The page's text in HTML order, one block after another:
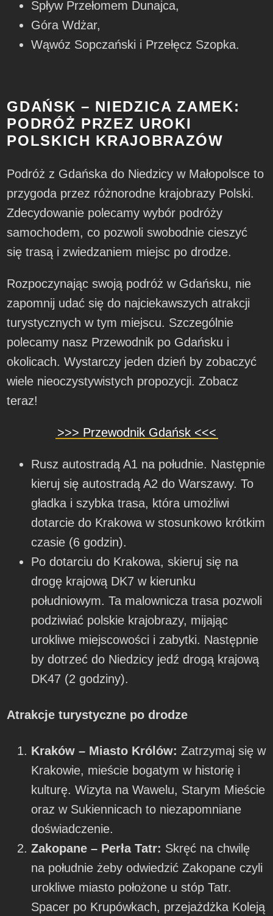
Spływ Przełomem Dunajca,
Góra Wdżar,
Wąwóz Sopczański i Przełęcz Szopka.
GDAŃSK – NIEDZICA ZAMEK:
PODRÓŻ PRZEZ UROKI
POLSKICH KRAJOBRAZÓW
Podróż z Gdańska do Niedzicy w Małopolsce to
przygoda przez różnorodne krajobrazy Polski.
Zdecydowanie polecamy wybór podróży
samochodem, co pozwoli swobodnie cieszyć
się trasą i zwiedzaniem miejsc po drodze.
Rozpoczynając swoją podróż w Gdańsku, nie
zapomnij udać się do najciekawszych atrakcji
turystycznych w tym miejscu. Szczególnie
polecamy nasz Przewodnik po Gdańsku i
okolicach. Wystarczy jeden dzień by zobaczyć
wiele nieoczystywistych propozycji. Zobacz
teraz!
>>> Przewodnik Gdańsk <<<
Rusz autostradą A1 na południe. Następnie
kieruj się autostradą A2 do Warszawy. To
gładka i szybka trasa, która umożliwi
dotarcie do Krakowa w stosunkowo krótkim
czasie (6 godzin).
Po dotarciu do Krakowa, skieruj się na
drogę krajową DK7 w kierunku
południowym. Ta malownicza trasa pozwoli
podziwiać polskie krajobrazy, mijając
urokliwe miejscowości i zabytki. Następnie
by dotrzeć do Niedzicy jedź drogą krajową
DK47 (2 godziny).
Atrakcje turystyczne po drodze
Kraków – Miasto Królów: Zatrzymaj się w
Krakowie, mieście bogatym w historię i
kulturę. Wizyta na Wawelu, Starym Mieście
oraz w Sukiennicach to niezapomniane
doświadczenie.
Zakopane – Perła Tatr: Skręć na chwilę
na południe żeby odwiedzić Zakopane czyli
urokliwe miasto położone u stóp Tatr.
Spacer po Krupówkach, przejażdżka Koleją